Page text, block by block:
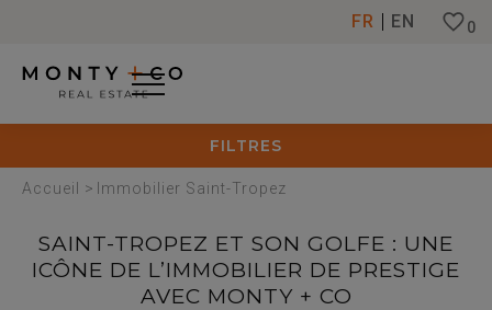
FR EN 0
FILTRES
Accueil > Immobilier Saint-Tropez
SAINT-TROPEZ ET SON GOLFE : UNE
ICÔNE DE L’IMMOBILIER DE PRESTIGE
AVEC MONTY + CO